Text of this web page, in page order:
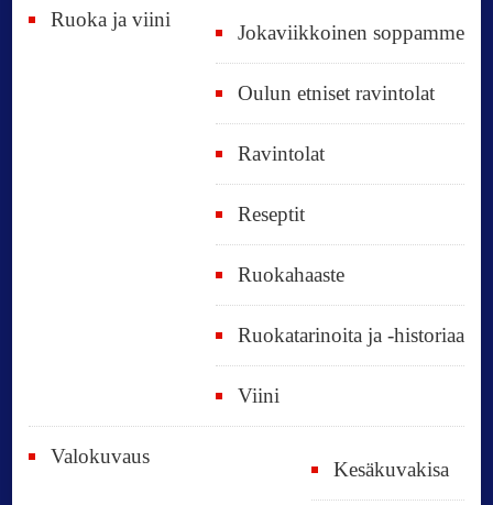
Ruoka ja viini
Jokaviikkoinen soppamme
Oulun etniset ravintolat
Ravintolat
Reseptit
Ruokahaaste
Ruokatarinoita ja -historiaa
Viini
Valokuvaus
Kesäkuvakisa